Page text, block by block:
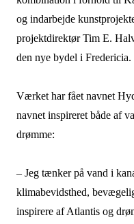
og indarbejde
projektdirektør Tim E.
den nye bydel i Fredericia.
Værket har fået navnet
navnet inspireret både af
drømme:
– Jeg tænker på vand i
klimabevidsthed,
inspirere af Atlantis og